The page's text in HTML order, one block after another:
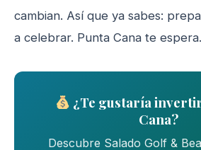
cambian. Así que ya sabes:
a celebrar. Punta Cana te espera.
¿Te gustaría
Cana?
Descubre Salado Golf &